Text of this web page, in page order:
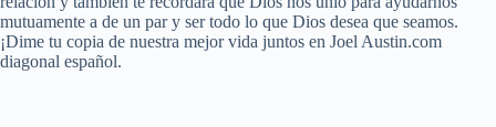
mutuamente a de un par y ser todo lo que Dios desea que seamos.
¡Dime tu copia de nuestra mejor vida juntos en Joel Austin.com
diagonal español.